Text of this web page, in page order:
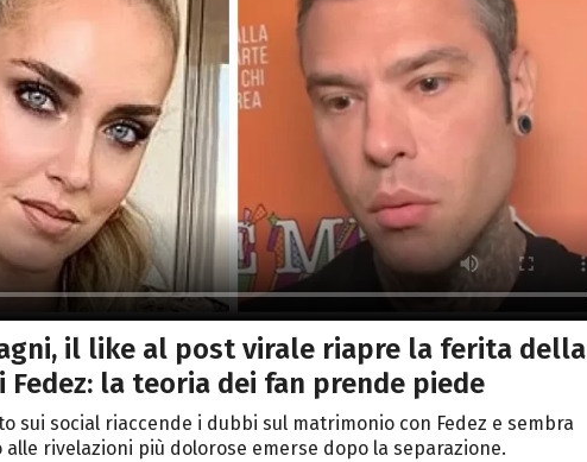
il like al post virale riapre la ferita della
Fedez: la teoria dei fan prende piede
sui social riaccende i dubbi sul matrimonio con Fedez e sembra
alle rivelazioni più dolorose emerse dopo la separazione.